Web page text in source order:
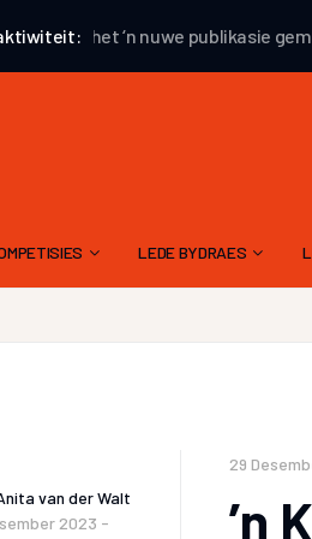
het ‘n nuwe publikasie gemaak
LEDE BYDRAES
van der Walt
2023 -
29
’n